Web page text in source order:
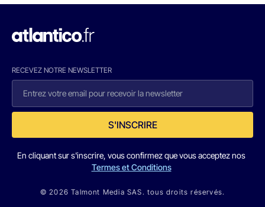
RECEVEZ NOTRE NEWSLETTER
S'INSCRIRE
En cliquant sur s'inscrire, vous confirmez que vous acceptez nos
Termes et Conditions
© 2026 Talmont Media SAS. tous droits réservés.